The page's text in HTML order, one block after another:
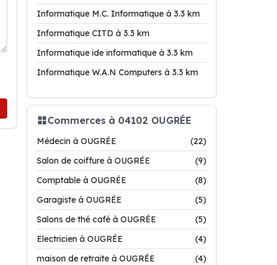
Informatique M.C. Informatique à 3.3 km
Informatique CITD à 3.3 km
Informatique ide informatique à 3.3 km
Informatique W.A.N Computers à 3.3 km
Commerces à 04102 OUGRÉE
Médecin à OUGRÉE
(22)
Salon de coiffure à OUGRÉE
(9)
Comptable à OUGRÉE
(8)
Garagiste à OUGRÉE
(5)
Salons de thé café à OUGRÉE
(5)
Electricien à OUGRÉE
(4)
maison de retraite à OUGRÉE
(4)